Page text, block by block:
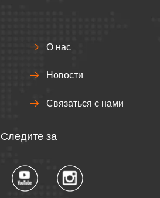
О нас
Новости
Связаться с нами
Следите за